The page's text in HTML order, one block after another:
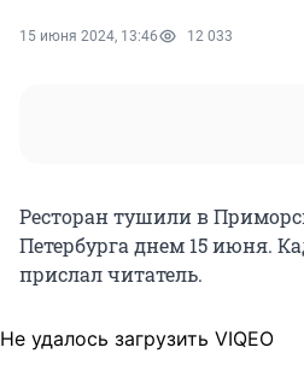
15 июня 2024, 13:46 12 033
Ресторан тушили в
Петербурга днем 15 июня.
прислал читатель.
Не удалось загрузить VIQEO